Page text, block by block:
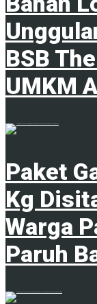
BSB
UMKM
Paket
Kg
Warga
Paruh